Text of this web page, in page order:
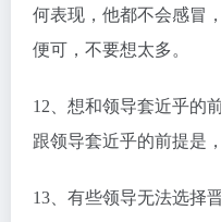
何表现，他都不会感冒
便可，不要想太多。
12、想和领导套近乎的
跟领导套近乎的前提是
13、有些领导无法选择